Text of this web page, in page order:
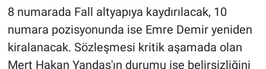
8 numarada Fall altyapıya kaydırılacak, 10
numara pozisyonunda ise Emre Demir yeniden
kiralanacak. Sözleşmesi kritik aşamada olan
Mert Hakan Yandaş'ın durumu ise belirsizliğini